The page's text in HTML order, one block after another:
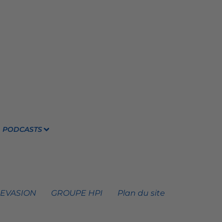
PODCASTS
GROUPE HPI Plan du site